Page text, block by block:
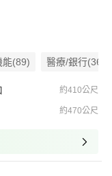
能(89) 醫療/銀行(36)
約410公尺
約470公尺